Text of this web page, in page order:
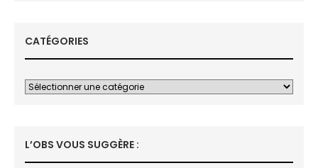
CATÉGORIES
L’OBS VOUS SUGGÈRE :